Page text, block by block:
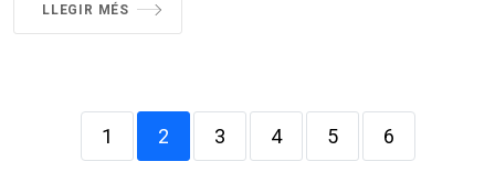
LLEGIR MÉS
1 2 3 4 5 6